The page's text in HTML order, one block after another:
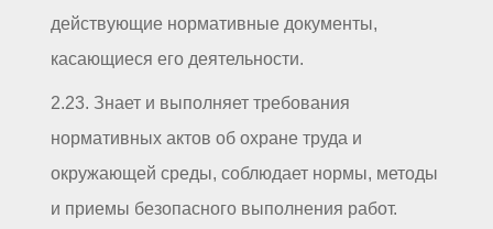
действующие нормативные документы,
касающиеся его деятельности.
2.23. Знает и выполняет требования
нормативных актов об охране труда и
окружающей среды, соблюдает нормы, методы
и приемы безопасного выполнения работ.